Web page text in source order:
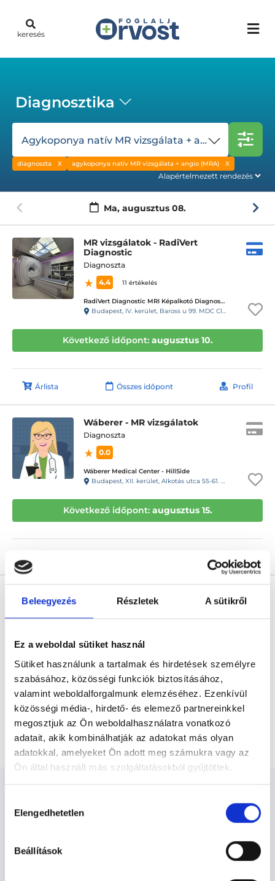
Beleegyezés Részletek A sütikről
Ez a weboldal sütiket használ
Sütiket használunk a tartalmak és hirdetések személyre
szabásához, közösségi funkciók biztosításához,
valamint weboldalforgalmunk elemzéséhez. Ezenkívül
közösségi média-, hirdető- és elemező partnereinkkel
megosztjuk az Ön weboldalhasználatra vonatkozó
adatait, akik kombinálhatják az adatokat más olyan
adatokkal, amelyeket Ön adott meg számukra vagy az
Ön által használt más szolgáltatásokból gyűjtöttek.
szabályzat:https://foglaljorvost.hu/info/foglaljorvost-
kiválasztása
Elengedhetetlen
Beállítások
keresés
Diagnosztika
Agykoponya natív MR vizsgálata + angio (MRA)
diagnoszta agykoponya natív MR vizsgálata + angio (MRA)
Ma, augusztus 08.
MR vizsgálatok - RadiVert
Diagnostic
Diagnoszta
4.4
11 értékelés
RadiVert Diagnostic MRI Képalkotó Diagnosztikai Központ
Budapest, IV. kerület, Baross u 99. MDC Clinic Egészségügyi és Diagnosztikai Center
Következő időpont: augusztus 10.
Árlista Összes időpont Profil
Wáberer - MR vizsgálatok
Diagnoszta
0.0
Wáberer Medical Center - HillSide
Budapest, XII. kerület, Alkotás utca 55-61. Hillside
Következő időpont: augusztus 15.
* Szakorvos jelölt (rezidens): általános orvosi oklevéllel rendelkező
orvos, aki jogszabályok szerinti szakorvosi szakképesítés
megszerzésére irányuló képzésben vesz részt. Ezen orvosok által
önállóan nem végezhető szakmai tevékenységért teljes
szakorvosjelölt önállóan láthat el feladatokat. A foglaljorvost.hu
és szakorvosjelölt esetén.
Főoldal Diagnoszta
Agykoponya natív MR vizsgálata + angio (MRA)
Diagnoszta - Diagnosztika